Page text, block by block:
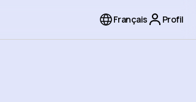
Français Profil